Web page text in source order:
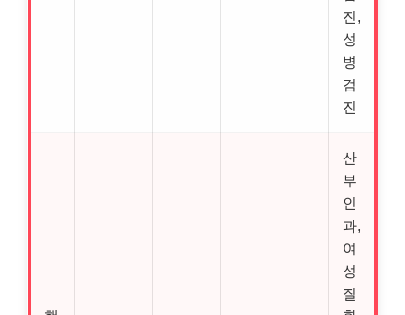
진,
성
병
검
진
산
부
인
과,
여
성
질